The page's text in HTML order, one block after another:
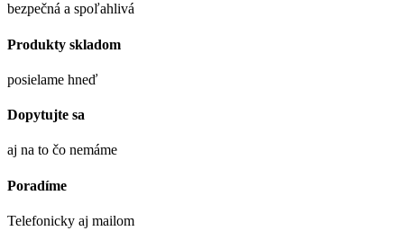
bezpečná a spoľahlivá
Produkty skladom
posielame hneď
Dopytujte sa
aj na to čo nemáme
Poradíme
Telefonicky aj mailom